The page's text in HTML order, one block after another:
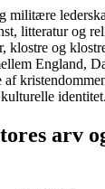
militære
litteratur og
klostre og
England,
af
identitet.
arv